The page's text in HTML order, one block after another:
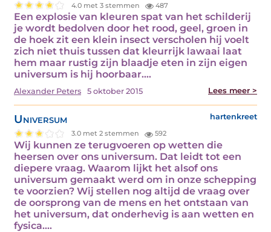
4.0 met 3 stemmen 487
Een explosie van kleuren spat van het schilderij
je wordt bedolven door het rood, geel, groen in
de hoek zit een klein insect verscholen hij voelt
zich niet thuis tussen dat kleurrijk lawaai laat
hem maar rustig zijn blaadje eten in zijn eigen
universum is hij hoorbaar.…
Alexander Peters 5 oktober 2015 Lees meer >
Universum hartenkreet
3.0 met 2 stemmen 592
Wij kunnen ze terugvoeren op wetten die
heersen over ons universum. Dat leidt tot een
diepere vraag. Waarom lijkt het alsof ons
universum gemaakt werd om in onze schepping
te voorzien? Wij stellen nog altijd de vraag over
de oorsprong van de mens en het ontstaan van
het universum, dat onderhevig is aan wetten en
fysica.…